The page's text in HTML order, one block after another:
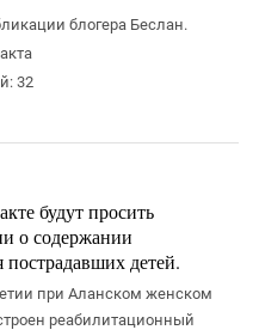
ЗА ПАЛЕСТИНУ
В ЧЕЧНЕ
АКТИВИСТОВ
блогера Беслан.
32
будут просить
о содержании
детей.
при Аланском женском
реабилитационный